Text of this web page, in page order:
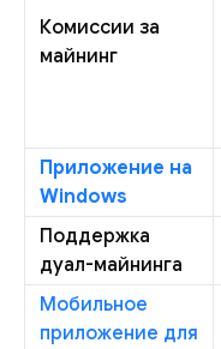
Комиссии за
майнинг
Приложение на
Windows
Поддержка
дуал-майнинга
Мобильное
приложение для